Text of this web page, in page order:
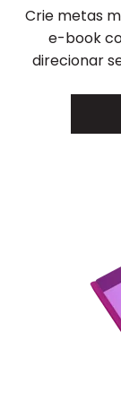
Crie metas
e-book
direcionar